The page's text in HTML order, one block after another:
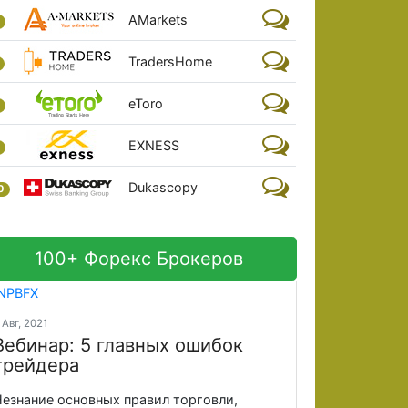
AMarkets
TradersHome
eToro
EXNESS
Dukascopy
100+ Форекс Брокеров
2021
5 главных ошибок
основных правил торговли,